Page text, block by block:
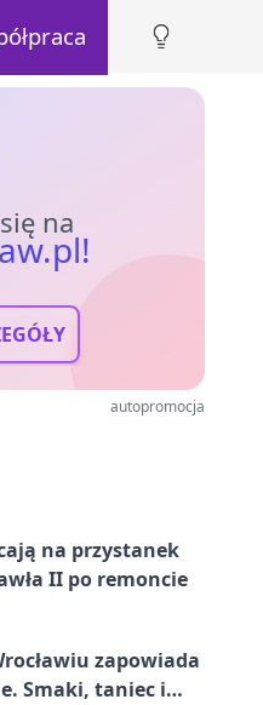
na
autopromocja
na przystanek
II po remoncie
zapowiada
Smaki, taniec i